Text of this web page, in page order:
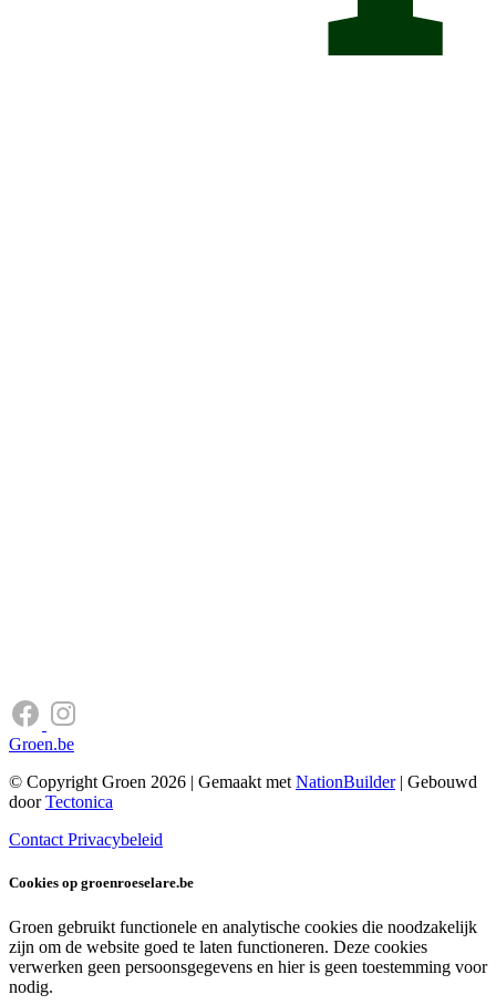
Groen.be
© Copyright Groen 2026 | Gemaakt met NationBuilder| Gebouwd
doorTectonica
Contact Privacybeleid
Cookies op groenroeselare.be
Groen gebruikt functionele en analytische cookies die noodzakelijk
zijn om de website goed te laten functioneren. Deze cookies
verwerken geen persoonsgegevens en hier is geen toestemming voor
nodig.